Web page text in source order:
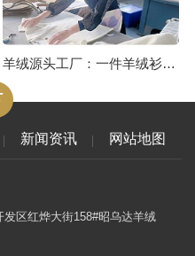
羊绒源头工厂：一件羊绒衫的制作流程（三）
新闻资讯 网站地图
区红烨大街158#昭乌达羊绒